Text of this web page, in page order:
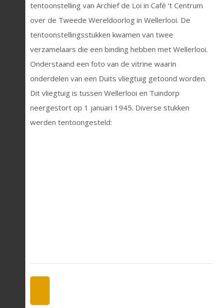
tentoonstelling van Archief de Loi in Café ‘t Centrum
over de Tweede Wereldoorlog in Wellerlooi. De
tentoonstellingsstukken kwamen van twee
verzamelaars die een binding hebben met Wellerlooi.
Onderstaand een foto van de vitrine waarin
onderdelen van een Duits vliegtuig getoond worden.
Dit vliegtuig is tussen Wellerlooi en Tuindorp
neergestort op 1 januari 1945. Diverse stukken
werden tentoongesteld: